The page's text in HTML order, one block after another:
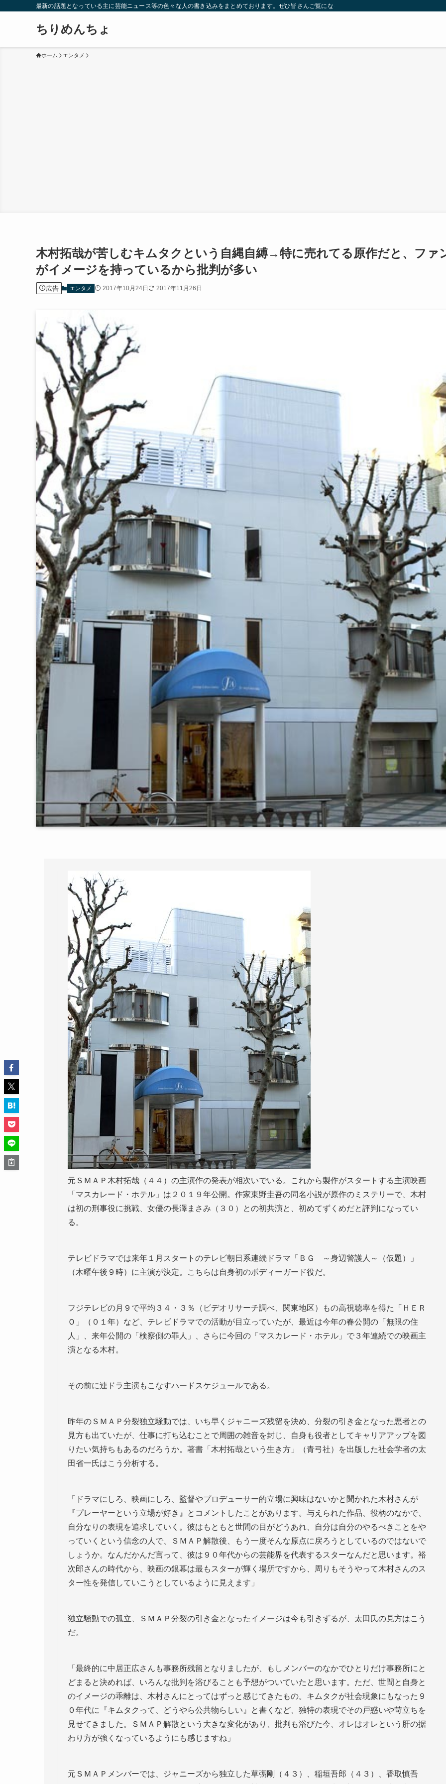
最新の話題となっている主に芸能ニュース等の色々な人の書き込みをまとめております。ぜひ皆さんご覧になっていってください。
ちりめんちょ
ホーム エンタメ
木村拓哉が苦しむキムタクという自縄自縛→特に売れてる原作だと、ファ
がイメージを持っているから批判が多い
広告 エンタメ 2017年10月24日 2017年11月26日
元ＳＭＡＰ木村拓哉（４４）の主演作の発表が相次いでいる。これから製作がスタートする主演映画
「マスカレード・ホテル」は２０１９年公開。作家東野圭吾の同名小説が原作のミステリーで、木村
は初の刑事役に挑戦、女優の長澤まさみ（３０）との初共演と、初めてずくめだと評判になってい
る。
テレビドラマでは来年１月スタートのテレビ朝日系連続ドラマ「ＢＧ ～身辺警護人～（仮題）」
（木曜午後９時）に主演が決定。こちらは自身初のボディーガード役だ。
フジテレビの月９で平均３４・３％（ビデオリサーチ調べ、関東地区）もの高視聴率を得た「ＨＥＲ
Ｏ」（０１年）など、テレビドラマでの活動が目立っていたが、最近は今年の春公開の「無限の住
人」、来年公開の「検察側の罪人」、さらに今回の「マスカレード・ホテル」で３年連続での映画主
演となる木村。
その前に連ドラ主演もこなすハードスケジュールである。
昨年のＳＭＡＰ分裂独立騒動では、いち早くジャニーズ残留を決め、分裂の引き金となった悪者との
見方も出ていたが、仕事に打ち込むことで周囲の雑音を封じ、自身も役者としてキャリアアップを図
りたい気持ちもあるのだろうか。著書「木村拓哉という生き方」（青弓社）を出版した社会学者の太
田省一氏はこう分析する。
「ドラマにしろ、映画にしろ、監督やプロデューサー的立場に興味はないかと聞かれた木村さんが
『プレーヤーという立場が好き』とコメントしたことがあります。与えられた作品、役柄のなかで、
自分なりの表現を追求していく。彼はもともと世間の目がどうあれ、自分は自分のやるべきことをや
っていくという信念の人で、ＳＭＡＰ解散後、もう一度そんな原点に戻ろうとしているのではないで
しょうか。なんだかんだ言って、彼は９０年代からの芸能界を代表するスターなんだと思います。裕
次郎さんの時代から、映画の銀幕は最もスターが輝く場所ですから、周りもそうやって木村さんのス
ター性を発信していこうとしているように見えます」
独立騒動での孤立、ＳＭＡＰ分裂の引き金となったイメージは今も引きずるが、太田氏の見方はこう
だ。
「最終的に中居正広さんも事務所残留となりましたが、もしメンバーのなかでひとりだけ事務所にと
どまると決めれば、いろんな批判を浴びることも予想がついていたと思います。ただ、世間と自身と
のイメージの乖離は、木村さんにとってはずっと感じてきたもの。キムタクが社会現象にもなった９
０年代に『キムタクって、どうやら公共物らしい』と書くなど、独特の表現でその戸惑いや苛立ちを
見せてきました。ＳＭＡＰ解散という大きな変化があり、批判も浴びた今、オレはオレという肝の据
わり方が強くなっているようにも感じますね」
元ＳＭＡＰメンバーでは、ジャニーズから独立した草彅剛（４３）、稲垣吾郎（４３）、香取慎吾